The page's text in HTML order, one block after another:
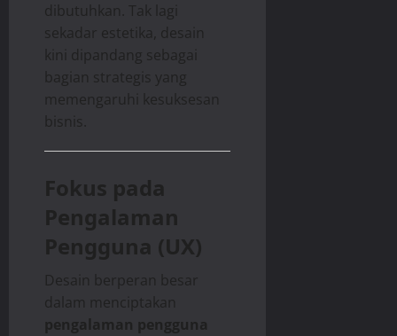
dibutuhkan. Tak lagi
sekadar estetika, desain
kini dipandang sebagai
bagian strategis yang
memengaruhi kesuksesan
bisnis.
Fokus pada
Pengalaman
Pengguna (UX)
Desain berperan besar
dalam menciptakan
pengalaman pengguna